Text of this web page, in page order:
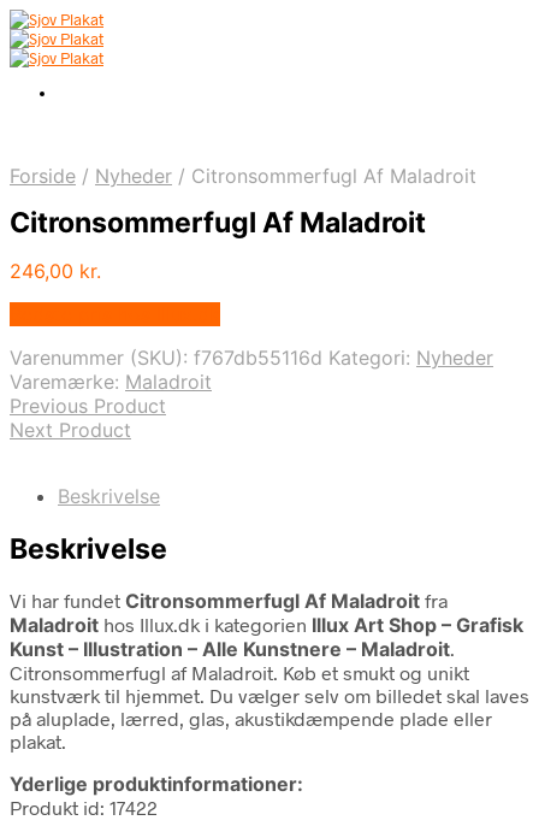
Forside / Nyheder / Citronsommerfugl Af Maladroit
Citronsommerfugl Af Maladroit
246,00 kr.
Varenummer (SKU): f767db55116d Kategori: Nyheder
Varemærke: Maladroit
Previous Product
Next Product
Beskrivelse
Beskrivelse
Vi har fundet Citronsommerfugl Af Maladroit fra
Maladroit hos Illux.dk i kategorien Illux Art Shop – Grafisk
Kunst – Illustration – Alle Kunstnere – Maladroit.
Citronsommerfugl af Maladroit. Køb et smukt og unikt
kunstværk til hjemmet. Du vælger selv om billedet skal laves
på aluplade, lærred, glas, akustikdæmpende plade eller
plakat.
Yderlige produktinformationer:
Produkt id: 17422